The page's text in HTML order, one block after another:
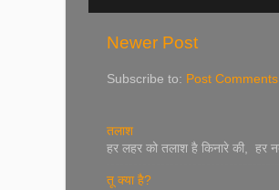
Newer Post
Subscribe to: Post
तलाश
हर लहर को तलाश है किनारे की, हर
तू क्या है?